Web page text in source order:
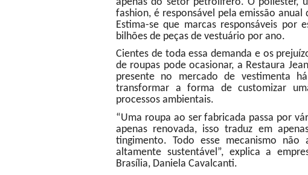
fashion, é responsável pela emissão
Estima-se que marcas responsáveis por
bilhões de peças de vestuário por ano.
Cientes de toda essa demanda e os
de roupas pode ocasionar, a Restaura
presente no mercado de vestimenta
transformar a forma de customizar
processos ambientais.
“Uma roupa ao ser fabricada passa por
apenas renovada, isso traduz em
tingimento. Todo esse mecanismo
altamente sustentável”, explica a
Brasília, Daniela Cavalcanti.